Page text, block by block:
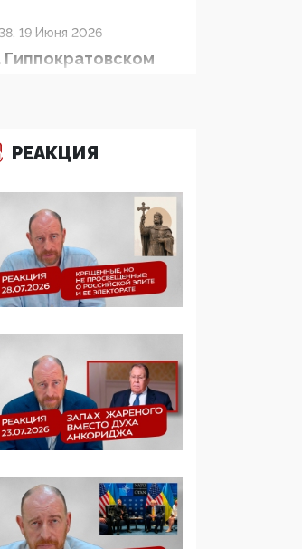
19 Июня 2026
Гиппократовском
чем кровные
13 Июня 2026
учебника
под
Медведева:
и немного
09 Июня 2026
наконец
ИИТО
в России, но
РЕАКЦИЯ